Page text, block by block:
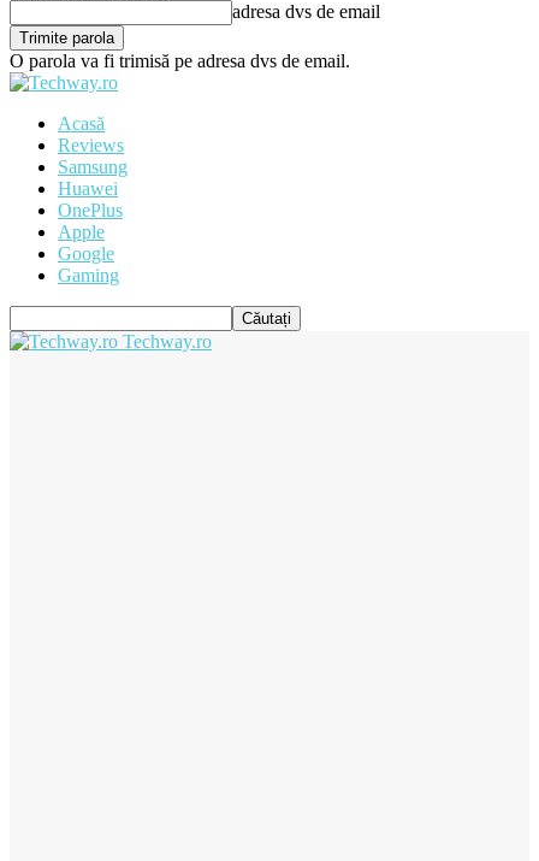
adresa dvs de email
O parola va fi trimisă pe adresa dvs de email.
Acasă
Reviews
Samsung
Huawei
OnePlus
Apple
Google
Gaming
Techway.ro